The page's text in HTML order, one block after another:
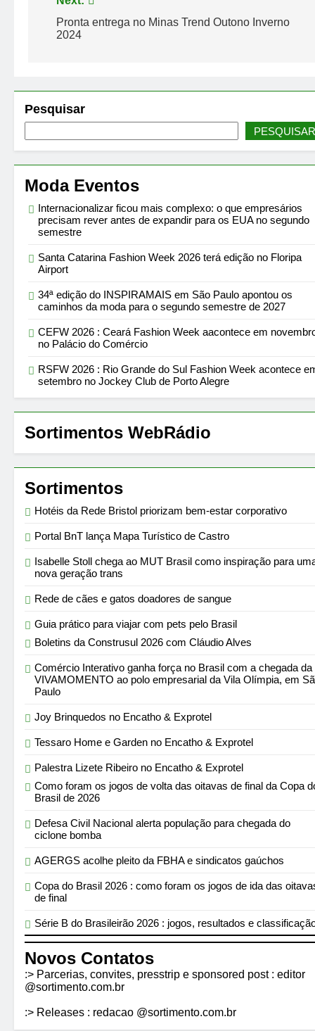
Post
Pronta entrega no Minas Trend Outono Inverno
2024
Pesquisar
PESQUISAR
Moda Eventos
Internacionalizar ficou mais complexo: o que empresários
precisam rever antes de expandir para os EUA no segundo
semestre
Santa Catarina Fashion Week 2026 terá edição no Floripa
Airport
34ª edição do INSPIRAMAIS em São Paulo apontou os
caminhos da moda para o segundo semestre de 2027
CEFW 2026 : Ceará Fashion Week aacontece em
no Palácio do Comércio
RSFW 2026 : Rio Grande do Sul Fashion Week acontece
setembro no Jockey Club de Porto Alegre
Sortimentos WebRádio
Sortimentos
Hotéis da Rede Bristol priorizam bem-estar corporativo
Portal BnT lança Mapa Turístico de Castro
Isabelle Stoll chega ao MUT Brasil como inspiração para
nova geração trans
Rede de cães e gatos doadores de sangue
Guia prático para viajar com pets pelo Brasil
Boletins da Construsul 2026 com Cláudio Alves
Comércio Interativo ganha força no Brasil com a chegada da
VIVAMOMENTO ao polo empresarial da Vila Olímpia, em
Paulo
Joy Brinquedos no Encatho & Exprotel
Tessaro Home e Garden no Encatho & Exprotel
Palestra Lizete Ribeiro no Encatho & Exprotel
Como foram os jogos de volta das oitavas de final da Copa
Brasil de 2026
Defesa Civil Nacional alerta população para chegada do
ciclone bomba
AGERGS acolhe pleito da FBHA e sindicatos gaúchos
Copa do Brasil 2026 : como foram os jogos de ida das
de final
Série B do Brasileirão 2026 : jogos, resultados e
Novos Contatos
:> Parcerias, convites, presstrip e sponsored post : editor
@sortimento.com.br
:> Releases : redacao @sortimento.com.br